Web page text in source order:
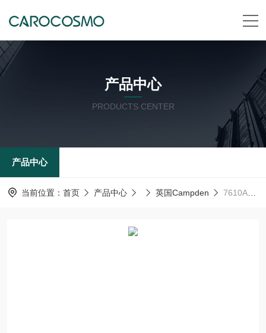
产品中心
PRODUCTS CENTER
产品中心
当前位置： 首页 产品中心 英国Campden 7610A英国Campden温控标准组织浴